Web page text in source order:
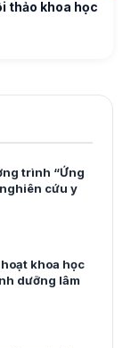
thảo khoa học
trình “Ứng
cứu y
khoa học
dưỡng lâm